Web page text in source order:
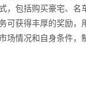
包括购买豪宅、名
获得丰厚的奖励，
情况和自身条件